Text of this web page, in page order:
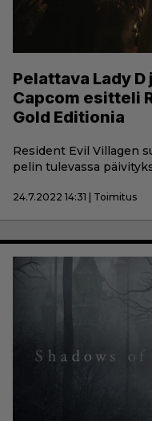
Pelattava Lady
Capcom esitteli
Gold Editionia
Resident Evil Villagen
pelin tulevassa
24.7.2022 14:31 | Toimitus